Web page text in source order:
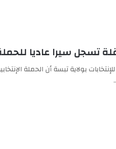
سيرا عاديا للحملة
بولاية تبسة أن الحملة